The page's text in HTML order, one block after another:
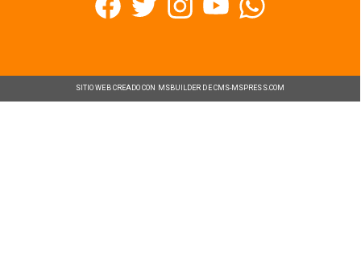
SITIO WEB CREADO CON MSBUILDER DE CMS-MSPRESS.COM